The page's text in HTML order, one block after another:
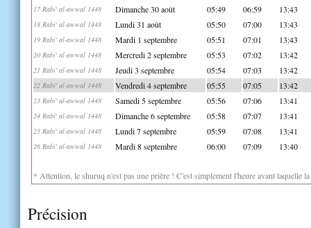
17 Rabi' al-awwal 1448 Dimanche 30 août 05:49 06:59 13:43
18 Rabi' al-awwal 1448 Lundi 31 août 05:50 07:00 13:43
19 Rabi' al-awwal 1448 Mardi 1 septembre 05:51 07:01 13:43
20 Rabi' al-awwal 1448 Mercredi 2 septembre 05:53 07:02 13:42
21 Rabi' al-awwal 1448 Jeudi 3 septembre 05:54 07:03 13:42
22 Rabi' al-awwal 1448 Vendredi 4 septembre 05:55 07:05 13:42
23 Rabi' al-awwal 1448 Samedi 5 septembre 05:56 07:06 13:41
24 Rabi' al-awwal 1448 Dimanche 6 septembre 05:58 07:07 13:41
25 Rabi' al-awwal 1448 Lundi 7 septembre 05:59 07:08 13:41
26 Rabi' al-awwal 1448 Mardi 8 septembre 06:00 07:09 13:40
* Attention, le shuruq n'est pas une prière ! C'est simplement l'heure avant laquelle
Précision